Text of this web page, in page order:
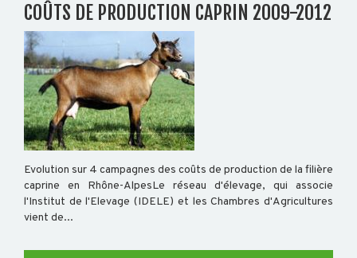
COÛTS DE PRODUCTION CAPRIN 2009-2012
Evolution sur 4 campagnes des coûts de production de la filière
caprine en Rhône-AlpesLe réseau d'élevage, qui associe
l'Institut de l'Elevage (IDELE) et les Chambres d'Agricultures
vient de...